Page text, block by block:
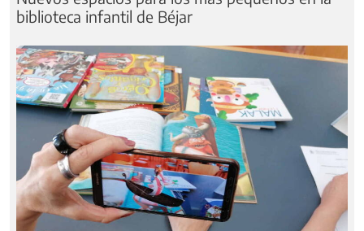
biblioteca infantil de Béjar